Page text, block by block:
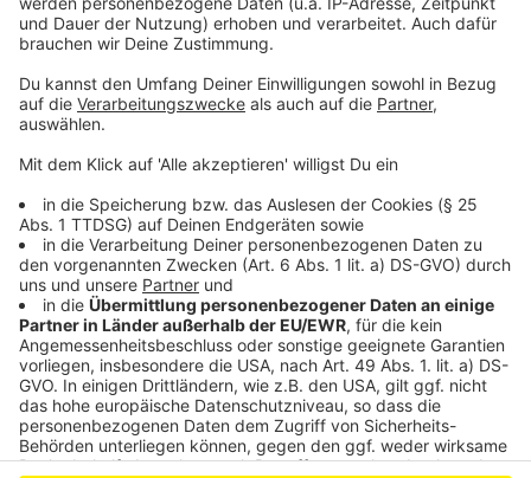
Anzeige
Leverkusen
Neues Leverkusener "Jugendmagazin": Das ist der
Hintergrund
Anzeige